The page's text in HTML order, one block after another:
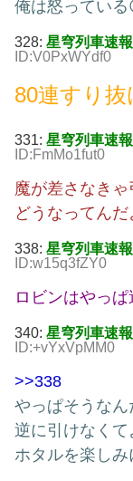
俺は怒っている
328: 星穹列車速報
ID:V0PxWYdf0
80連すり
331: 星穹列車速報
ID:FmMo1fut0
魔が差さなき
どうなってんだ
338: 星穹列車速報
ID:w15q3fZY0
ロビンはやっ
340: 星穹列車速報
ID:+vYxVpMM0
>>338
やっぱそうなん
逆に引けなく
ホタルを楽し